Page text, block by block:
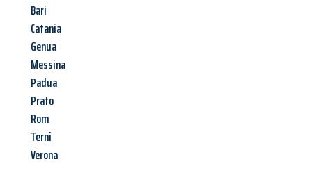
Bari
Catania
Genua
Messina
Padua
Prato
Rom
Terni
Verona